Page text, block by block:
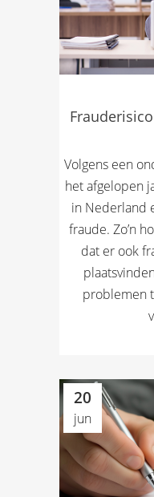
Volgens een
het afgelopen
in Nederland
fraude. Zo’n
dat er ook
problemen
20
jun